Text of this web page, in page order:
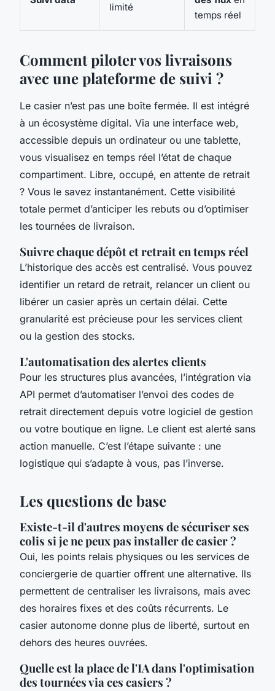
limité
temps réel
Comment piloter vos livraisons
avec une plateforme de suivi ?
Le casier n’est pas une boîte fermée. Il est intégré
à un écosystème digital. Via une interface web,
accessible depuis un ordinateur ou une tablette,
vous visualisez en temps réel l’état de chaque
compartiment. Libre, occupé, en attente de retrait
? Vous le savez instantanément. Cette visibilité
totale permet d’anticiper les rebuts ou d’optimiser
les tournées de livraison.
Suivre chaque dépôt et retrait en temps réel
L’historique des accès est centralisé. Vous pouvez
identifier un retard de retrait, relancer un client ou
libérer un casier après un certain délai. Cette
granularité est précieuse pour les services client
ou la gestion des stocks.
L'automatisation des alertes clients
Pour les structures plus avancées, l’intégration via
API permet d’automatiser l’envoi des codes de
retrait directement depuis votre logiciel de gestion
ou votre boutique en ligne. Le client est alerté sans
action manuelle. C’est l’étape suivante : une
logistique qui s’adapte à vous, pas l’inverse.
Les questions de base
Existe-t-il d'autres moyens de sécuriser ses
colis si je ne peux pas installer de casier ?
Oui, les points relais physiques ou les services de
conciergerie de quartier offrent une alternative. Ils
permettent de centraliser les livraisons, mais avec
des horaires fixes et des coûts récurrents. Le
casier autonome donne plus de liberté, surtout en
dehors des heures ouvrées.
Quelle est la place de l'IA dans l'optimisation
des tournées via ces casiers ?